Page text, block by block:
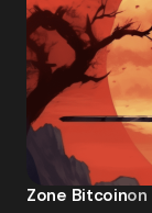
Zone Bitcoinon